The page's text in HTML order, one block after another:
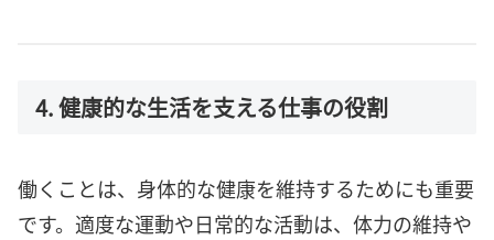
4. 健康的な生活を支える仕事の役割
働くことは、身体的な健康を維持するためにも重要
です。適度な運動や日常的な活動は、体力の維持や